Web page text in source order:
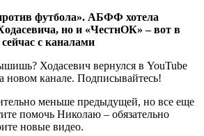
футбола». АБФФ хотела
но и «ЧестнОК» – вот в
с каналами
меньше предыдущей, но все еще
помочь Николаю – обязательно
новые видео.